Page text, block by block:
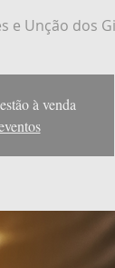
e Unção dos
à venda